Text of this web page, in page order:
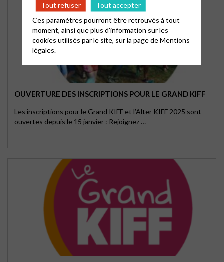
OUVERTURE DES INSCRIPTIONS POUR LE GRAND KIFF
Les inscriptions pour le Grand KIFF et l’Alter KIFF 2025 sont
ouvertes depuis le 15 janvier : Rejoignez …
Tout refuser
Tout accepter
Ces paramètres pourront être retrouvés à tout
moment, ainsi que plus d'information sur les
cookies utilisés par le site, sur la page deMentions
légales.